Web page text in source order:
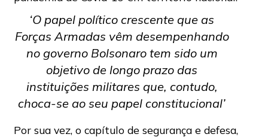
‘O papel político crescente que as
Forças Armadas vêm desempenhando
no governo Bolsonaro tem sido um
objetivo de longo prazo das
instituições militares que, contudo,
choca-se ao seu papel constitucional’
Por sua vez, o capítulo de segurança e defesa,